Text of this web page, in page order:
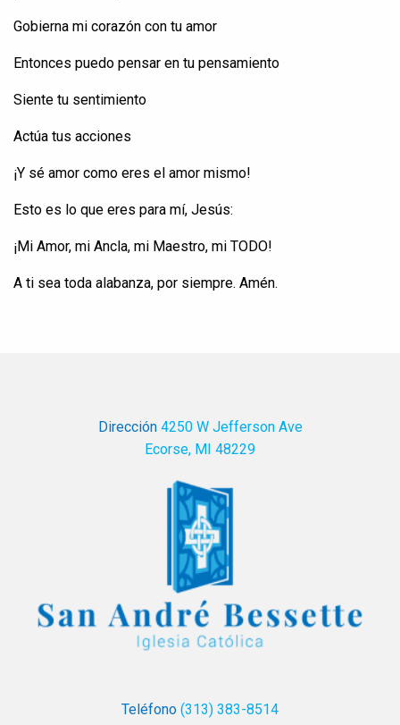
Gobierna mi corazón con tu amor
Entonces puedo pensar en tu pensamiento
Siente tu sentimiento
Actúa tus acciones
¡Y sé amor como eres el amor mismo!
Esto es lo que eres para mí, Jesús:
¡Mi Amor, mi Ancla, mi Maestro, mi TODO!
A ti sea toda alabanza, por siempre. Amén.
Dirección 4250 W Jefferson Ave
Ecorse, MI 48229
Teléfono (313) 383-8514